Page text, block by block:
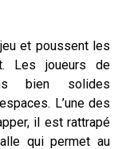
et poussent les
Les joueurs de
bien solides
L’une des
il est rattrapé
qui permet au